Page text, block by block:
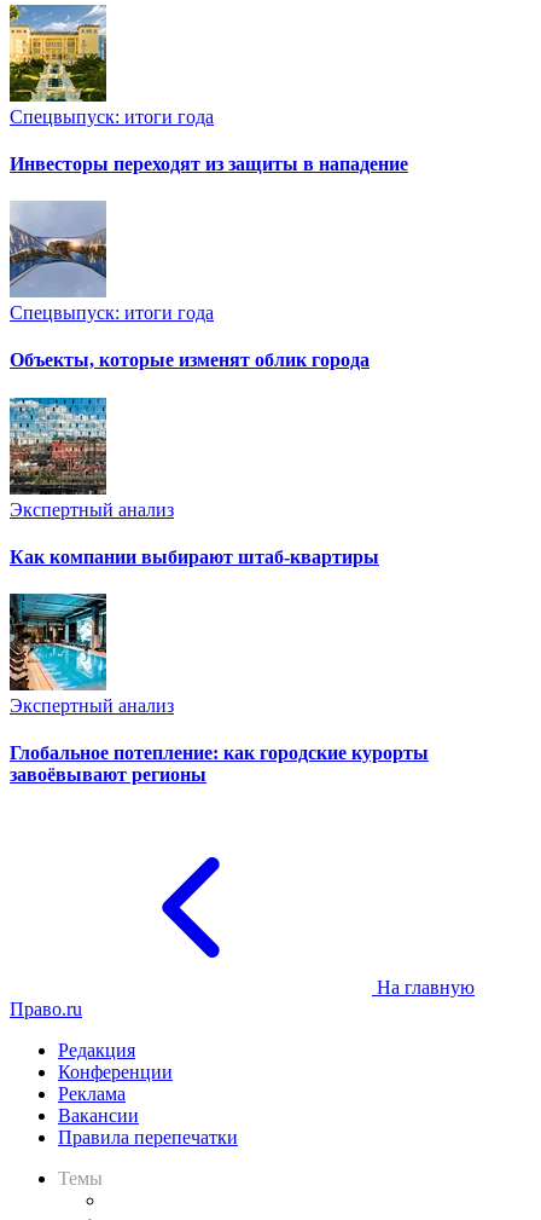
Спецвыпуск: итоги года
Инвесторы переходят из защиты в нападение
Спецвыпуск: итоги года
Объекты, которые изменят облик города
Экспертный анализ
Как компании выбирают штаб-квартиры
Экспертный анализ
Глобальное потепление: как городские курорты
завоёвывают регионы
На главную
Право.ru
Редакция
Конференции
Реклама
Вакансии
Правила перепечатки
Темы